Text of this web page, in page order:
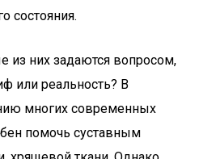
состояния.
из них задаются вопросом,
или реальность? В
многих современных
помочь суставным